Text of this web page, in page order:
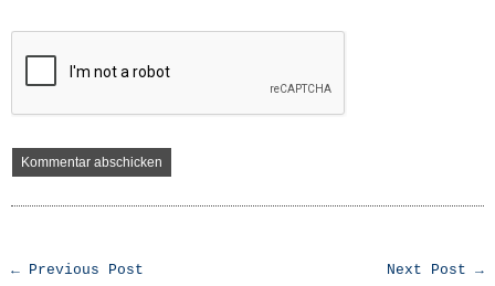
← Previous Post Next Post →